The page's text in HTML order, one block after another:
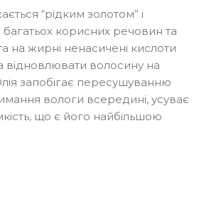
“рідким золотом” і
корисних речовин та
на жирні ненасичені кислоти
відновлювати волосину на
запобігає пересушуванню
вологи всередині, усуває
що є його найбільшою